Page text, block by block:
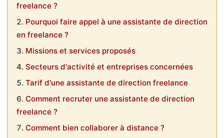
freelance ?
Pourquoi faire appel à une assistante de direction
en freelance ?
Missions et services proposés
Secteurs d'activité et entreprises concernées
Tarif d'une assistante de direction freelance
Comment recruter une assistante de direction
freelance ?
Comment bien collaborer à distance ?